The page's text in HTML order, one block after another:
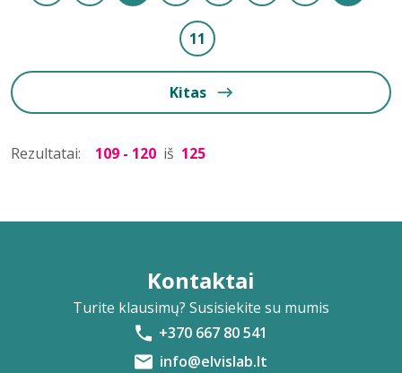
11
Kitas
Rezultatai: 109 - 120 iš 125
Kontaktai
Turite klausimų? Susisiekite su mumis
+370 667 80 541
info@elvislab.lt